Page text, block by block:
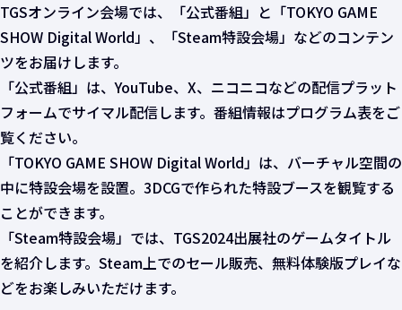
TGSオンライン会場では、「公式番組」と「TOKYO GAME
SHOW Digital World」、「Steam特設会場」などのコンテン
ツをお届けします。
「公式番組」は、YouTube、X、ニコニコなどの配信プラット
フォームでサイマル配信します。番組情報はプログラム表をご
覧ください。
「TOKYO GAME SHOW Digital World」は、バーチャル空間の
中に特設会場を設置。3DCGで作られた特設ブースを観覧する
ことができます。
「Steam特設会場」では、TGS2024出展社のゲームタイトル
を紹介します。Steam上でのセール販売、無料体験版プレイな
どをお楽しみいただけます。